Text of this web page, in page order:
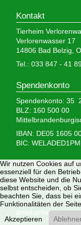
Kontakt
Tierheim
Verlorenwasser 17
14806 Bad Belzig,
Tel.: 033 847 - 41
Spendenkonto
Spendenkonto: 35
BLZ: 160 500 00
IBAN: DE05 1605
BIC:
Wir brauchen
denn wir erhalten
finanzieren das
Wir sind als
anerkannt und
Wir nutzen Cookies auf
essenziell für den
diese Website und die
selbst entscheiden, ob
beachten Sie, dass bei
Funktionalitäten der
Akzeptieren